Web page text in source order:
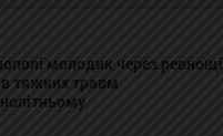
молодик через ревнощі
тяжких травм